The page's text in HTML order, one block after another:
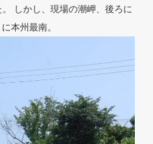
しかし、現場の潮岬、後ろに
本州最南。